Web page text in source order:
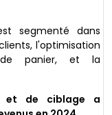
segmenté dans
l'optimisation
panier, et la
et de ciblage a